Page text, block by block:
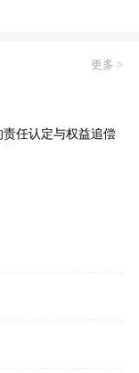
更多 >
任认定与权益追偿